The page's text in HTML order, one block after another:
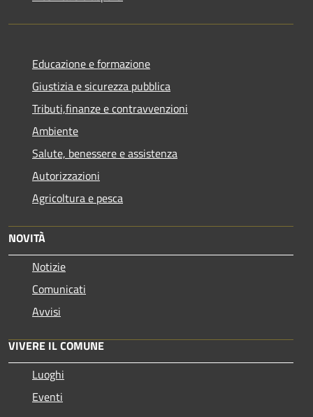
Educazione e formazione
Giustizia e sicurezza pubblica
Tributi,finanze e contravvenzioni
Ambiente
Salute, benessere e assistenza
Autorizzazioni
Agricoltura e pesca
NOVITÀ
Notizie
Comunicati
Avvisi
VIVERE IL COMUNE
Luoghi
Eventi